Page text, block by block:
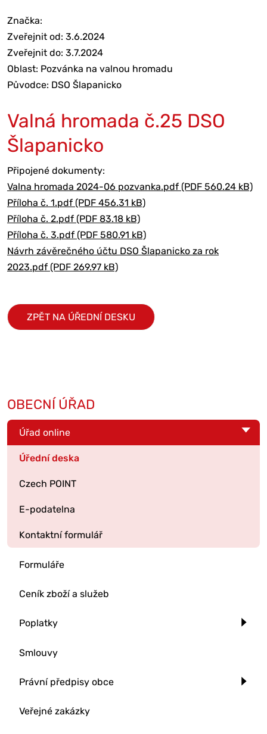
Značka:
Zveřejnit od: 3.6.2024
Zveřejnit do: 3.7.2024
Oblast: Pozvánka na valnou hromadu
Původce: DSO Šlapanicko
Valná hromada č.25 DSO
Šlapanicko
Připojené dokumenty:
Valna hromada 2024-06 pozvanka.pdf (PDF 560.24 kB)
Příloha č. 1.pdf (PDF 456.31 kB)
Příloha č. 2.pdf (PDF 83.18 kB)
Příloha č. 3.pdf (PDF 580.91 kB)
Návrh závěrečného účtu DSO Šlapanicko za rok
2023.pdf (PDF 269.97 kB)
ZPĚT NA ÚŘEDNÍ DESKU
OBECNÍ ÚŘAD
Úřad online
Úřední deska
Czech POINT
E-podatelna
Kontaktní formulář
Formuláře
Ceník zboží a služeb
Poplatky
Smlouvy
Právní předpisy obce
Veřejné zakázky